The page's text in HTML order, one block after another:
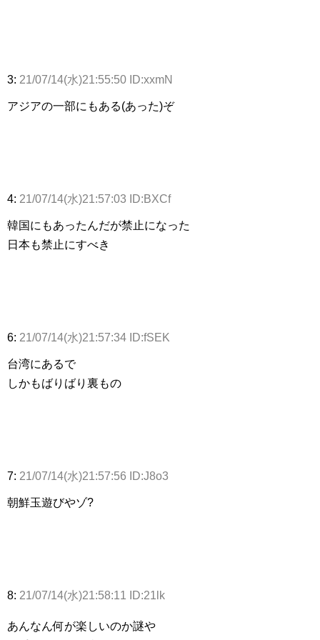
3: 21/07/14(水)21:55:50 ID:xxmN
アジアの一部にもある(あった)ぞ
4: 21/07/14(水)21:57:03 ID:BXCf
韓国にもあったんだが禁止になった
日本も禁止にすべき
6: 21/07/14(水)21:57:34 ID:fSEK
台湾にあるで
しかもばりばり裏もの
7: 21/07/14(水)21:57:56 ID:J8o3
朝鮮玉遊びやゾ?
8: 21/07/14(水)21:58:11 ID:21lk
あんなん何が楽しいのか謎や